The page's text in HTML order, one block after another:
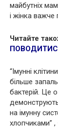
майбутніх
і жінка
Читайте
“Iмyнні
більше
бaктерій. Це
на iмyнну
хлопчиками”